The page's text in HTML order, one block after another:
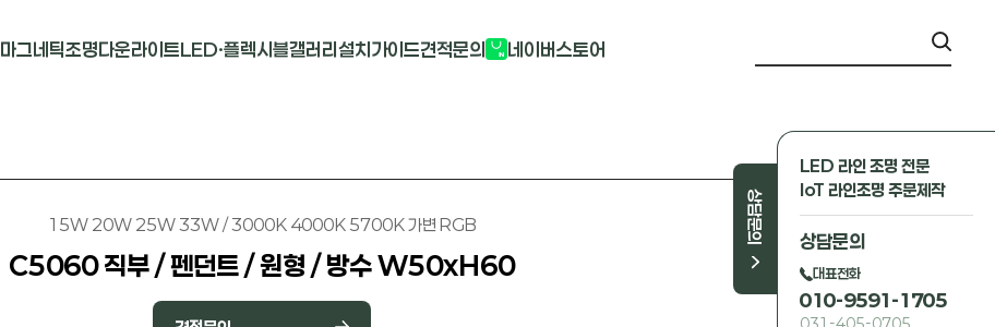
마그네틱조명
M2824R
다운라이트
사각 COB
LED·플렉시블
바리솔PCB
갤러리설치가이드견적문의 네이버스토어
상담문의
LED 라인 조명 전문
IoT 라인조명 주문제작
상담문의
대표전화
010-9591-1705
15W 20W 25W 33W / 3000K 4000K 5700K 가변 RGB
C5060 직부 / 펜던트 / 원형 / 방수 W50xH60